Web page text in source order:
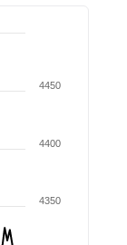
4350
4400
4450